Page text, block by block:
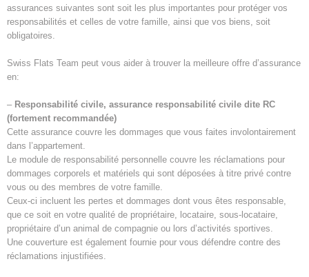
assurances suivantes sont soit les plus importantes pour protéger vos
responsabilités et celles de votre famille, ainsi que vos biens, soit
obligatoires.
Swiss Flats Team peut vous aider à trouver la meilleure offre d’assurance
en:
– Responsabilité civile, assurance responsabilité civile dite RC
(fortement recommandée)
Cette assurance couvre les dommages que vous faites involontairement
dans l’appartement.
Le module de responsabilité personnelle couvre les réclamations pour
dommages corporels et matériels qui sont déposées à titre privé contre
vous ou des membres de votre famille.
Ceux-ci incluent les pertes et dommages dont vous êtes responsable,
que ce soit en votre qualité de propriétaire, locataire, sous-locataire,
propriétaire d’un animal de compagnie ou lors d’activités sportives.
Une couverture est également fournie pour vous défendre contre des
réclamations injustifiées.